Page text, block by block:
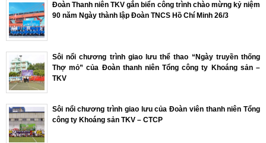
Đoàn Thanh niên TKV gắn biển công trình chào mừng kỷ niệm
90 năm Ngày thành lập Đoàn TNCS Hồ Chí Minh 26/3
Sôi nổi chương trình giao lưu thể thao “Ngày truyền thống
Thợ mỏ” của Đoàn thanh niên Tổng công ty Khoáng sản –
TKV
Sôi nổi chương trình giao lưu của Đoàn viên thanh niên Tổng
công ty Khoáng sản TKV – CTCP